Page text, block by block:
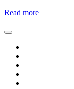
Read more